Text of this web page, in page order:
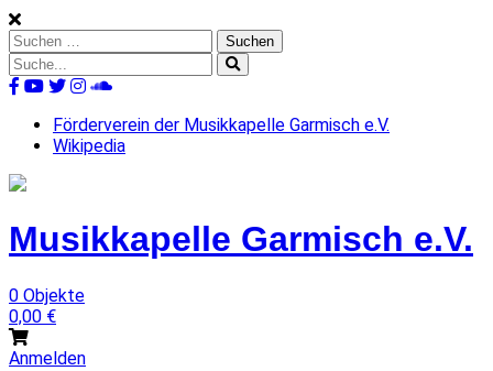
Skip
to
content
Suchen
nach:
Suche
nach:
Förderverein der Musikkapelle Garmisch e.V.
Wikipedia
Musikkapelle Garmisch e.V.
0 Objekte
0,00 €
Anmelden